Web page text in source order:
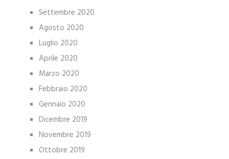
Settembre 2020
Agosto 2020
Luglio 2020
Aprile 2020
Marzo 2020
Febbraio 2020
Gennaio 2020
Dicembre 2019
Novembre 2019
Ottobre 2019